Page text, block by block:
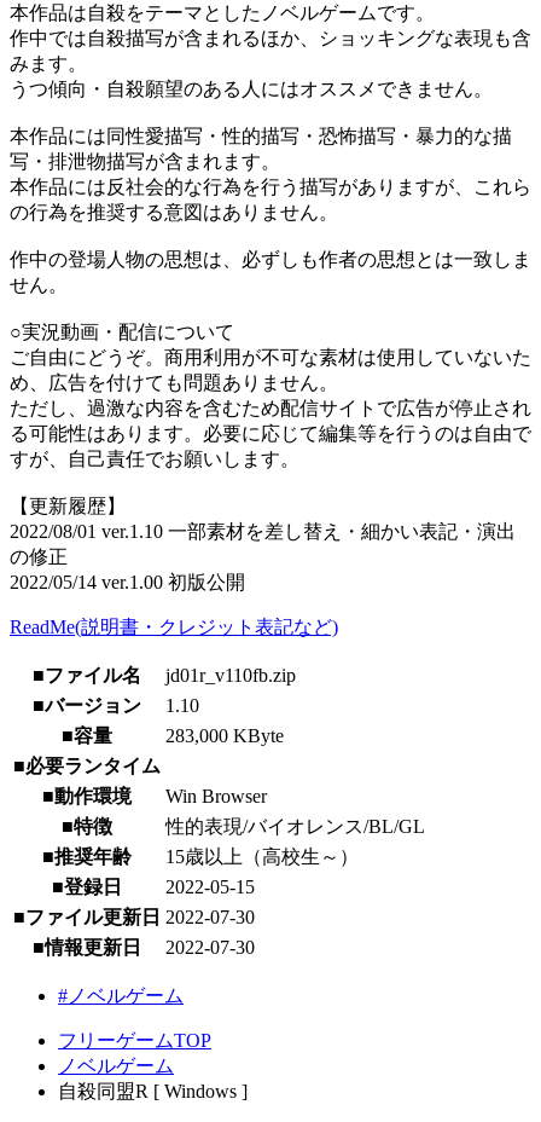
本作品は自殺をテーマとしたノベルゲームです。
作中では自殺描写が含まれるほか、ショッキングな表現も含
みます。
うつ傾向・自殺願望のある人にはオススメできません。
本作品には同性愛描写・性的描写・恐怖描写・暴力的な描
写・排泄物描写が含まれます。
本作品には反社会的な行為を行う描写がありますが、これら
の行為を推奨する意図はありません。
作中の登場人物の思想は、必ずしも作者の思想とは一致しま
せん。
○実況動画・配信について
ご自由にどうぞ。商用利用が不可な素材は使用していないた
め、広告を付けても問題ありません。
ただし、過激な内容を含むため配信サイトで広告が停止され
る可能性はあります。必要に応じて編集等を行うのは自由で
すが、自己責任でお願いします。
【更新履歴】
2022/08/01 ver.1.10 一部素材を差し替え・細かい表記・演出
の修正
2022/05/14 ver.1.00 初版公開
ReadMe(説明書・クレジット表記など)
■ファイル名
jd01r_v110fb.zip
■バージョン
1.10
■容量
283,000 KByte
■必要ランタイム
■動作環境
Win Browser
■特徴
性的表現/バイオレンス/BL/GL
■推奨年齢
15歳以上（高校生～）
■登録日
2022-05-15
■ファイル更新日 2022-07-30
■情報更新日
2022-07-30
#ノベルゲーム
フリーゲームTOP
ノベルゲーム
自殺同盟R [ Windows ]